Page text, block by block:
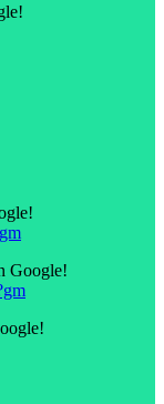
Google!